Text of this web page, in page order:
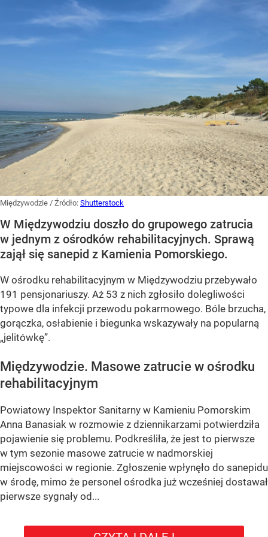
Międzywodzie / Źródło: Shutterstock
W Międzywodziu doszło do grupowego zatrucia
w jednym z ośrodków rehabilitacyjnych. Sprawą
zajął się sanepid z Kamienia Pomorskiego.
W ośrodku rehabilitacyjnym w Międzywodziu przebywało
191 pensjonariuszy. Aż 53 z nich zgłosiło dolegliwości
typowe dla infekcji przewodu pokarmowego. Bóle brzucha,
gorączka, osłabienie i biegunka wskazywały na popularną
„jelitówkę”.
Międzywodzie. Masowe zatrucie w ośrodku
rehabilitacyjnym
Powiatowy Inspektor Sanitarny w Kamieniu Pomorskim
Anna Banasiak w rozmowie z dziennikarzami potwierdziła
pojawienie się problemu. Podkreśliła, że jest to pierwsze
w tym sezonie masowe zatrucie w nadmorskiej
miejscowości w regionie. Zgłoszenie wpłynęło do sanepidu
w środę, mimo że personel ośrodka już wcześniej dostawał
pierwsze sygnały od...